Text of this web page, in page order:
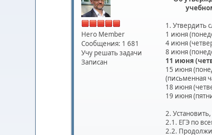
Hero Member
Сообщения: 1 681
Учу решать задачи
Записан
1. Утвердить
1 июня
4 июня
8 июня
11 июня
15 июня
(письменная
18 июня
19 июня
2.
2.1. ЕГЭ по
2.2.